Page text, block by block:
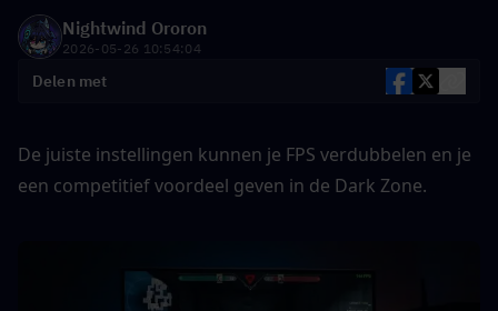
Nightwind Ororon
2026-05-26 10:54:04
Delen met
De juiste instellingen kunnen je FPS verdubbelen en je
een competitief voordeel geven in de Dark Zone.